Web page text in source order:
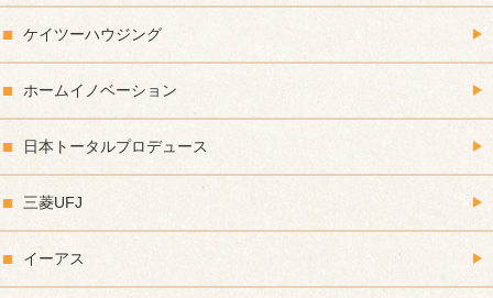
ケイツーハウジング
ホームイノベーション
日本トータルプロデュース
三菱UFJ
イーアス